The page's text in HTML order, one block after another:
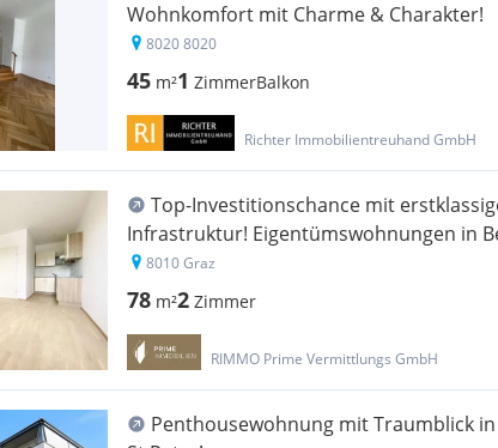
Wohnkomfort mit Charme & Charakter!
8020 8020
45 m²1 ZimmerBalkon
Richter Immobilientreuhand GmbH
Top-Investitionschance mit
Infrastruktur! Eigentümswohnungen in
8010 Graz
78 m²2 Zimmer
RIMMO Prime Vermittlungs GmbH
Penthousewohnung mit Traumblick in